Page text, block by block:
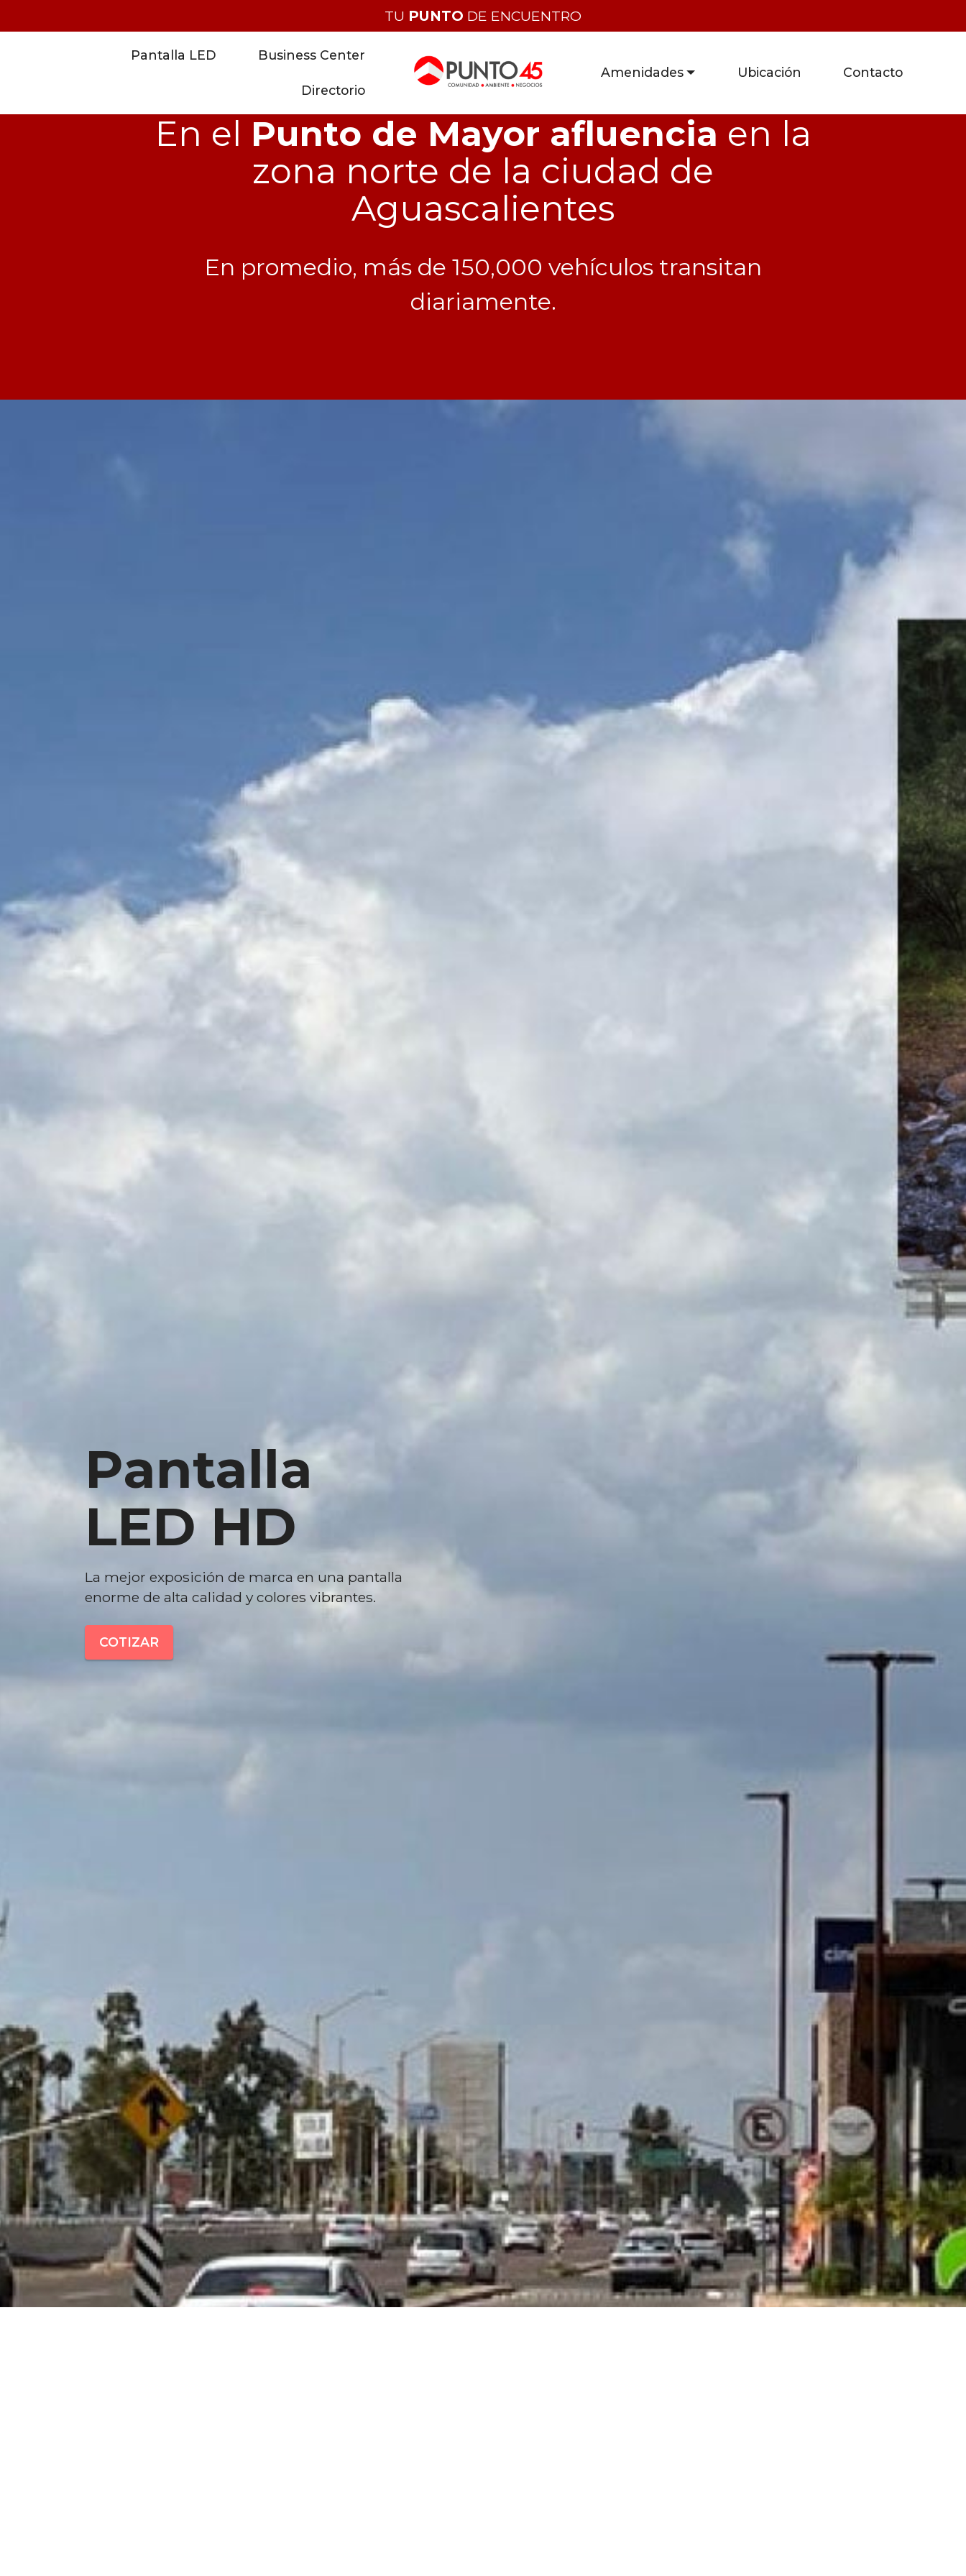
TU PUNTO DE ENCUENTRO
Pantalla LED Business Center
Directorio
Amenidades Ubicación Contacto
En el Punto de Mayor afluencia en la
zona norte de la ciudad de
Aguascalientes
En promedio, más de 150,000 vehículos transitan
diariamente.
Pantalla
LED HD
La mejor exposición de marca en una pantalla
enorme de alta calidad y colores vibrantes.
COTIZAR